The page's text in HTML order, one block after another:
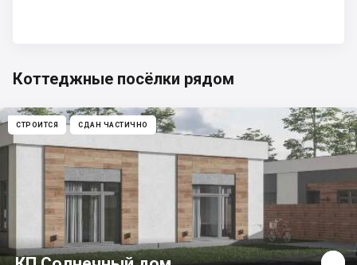
Коттеджные посёлки рядом
СТРОИТСЯ СДАН ЧАСТИЧНО